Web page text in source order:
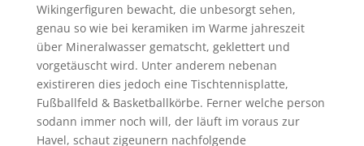
Wikingerfiguren bewacht, die unbesorgt sehen,
genau so wie bei keramiken im Warme jahreszeit
über Mineralwasser gematscht, geklettert und
vorgetäuscht wird. Unter anderem nebenan
existireren dies jedoch eine Tischtennisplatte,
Fußballfeld & Basketballkörbe. Ferner welche person
sodann immer noch will, der läuft im voraus zur
Havel, schaut zigeunern nachfolgende